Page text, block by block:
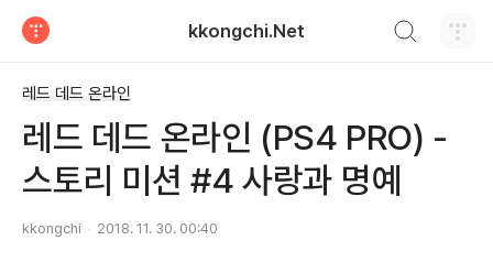
kkongchi.Net
레드 데드 온라인
레드 데드 온라인 (PS4 PRO) -
스토리 미션 #4 사랑과 명예
kkongchi 2018. 11. 30. 00:40